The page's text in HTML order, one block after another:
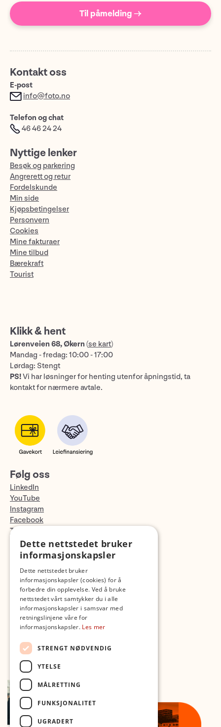
Til påmelding →
Kontakt oss
E-post
info@foto.no
Telefon og chat
46 46 24 24
Nyttige lenker
Besøk og parkering
Angrerett og retur
Fordelskunde
Min side
Kjøpsbetingelser
Personvern
Cookies
Mine fakturaer
Mine tilbud
Bærekraft
Tourist
Klikk & hent
Lørenveien 68, Økern (se kart)
Mandag - fredag: 10:00 - 17:00
Lørdag: Stengt
PS!Vi har løsninger for henting utenfor åpningstid, ta
kontakt for nærmere avtale.
Følg oss
LinkedIn
YouTube
Instagram
Facebook
TikTok
Fotopodden
Dette nettstedet bruker
informasjonskapsler
Dette nettstedet bruker
informasjonskapsler (cookies) for å
forbedre din opplevelse. Ved å bruke
nettstedet vårt samtykker du i alle
informasjonskapsler i samsvar med
retningslinjene våre for
informasjonskapsler. Les mer
STRENGT NØDVENDIG
YTELSE
MÅLRETTING
FUNKSJONALITET
UGRADERT